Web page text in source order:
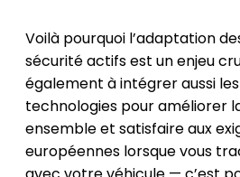
Voilà pourquoi l’adaptation
sécurité actifs est un enjeu
également à intégrer aussi
technologies pour améliorer
ensemble et satisfaire aux
européennes lorsque vous